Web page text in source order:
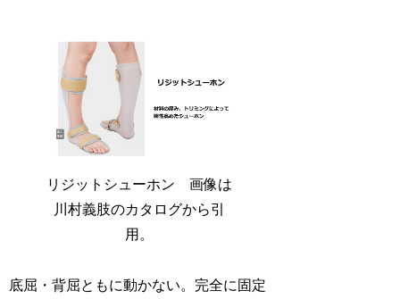
リジットシューホン 画像は
川村義肢のカタログから引
用。
底屈・背屈ともに動かない。完全に固定